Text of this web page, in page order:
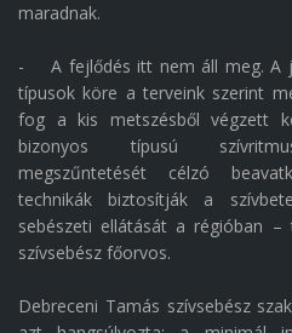
maradnak.
- A fejlődés itt nem áll meg. A
típusok köre a terveink szerint
fog a kis metszésből végzett
bizonyos típusú
megszűntetését célzó
technikák biztosítják a
sebészeti ellátását a régióban
szívsebész főorvos.
Debreceni Tamás szívsebész